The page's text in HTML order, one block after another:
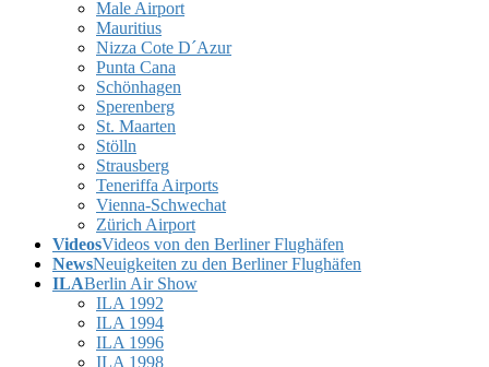
Male Airport
Mauritius
Nizza Cote D´Azur
Punta Cana
Schönhagen
Sperenberg
St. Maarten
Stölln
Strausberg
Teneriffa Airports
Vienna-Schwechat
Zürich Airport
VideosVideos von den Berliner Flughäfen
NewsNeuigkeiten zu den Berliner Flughäfen
ILABerlin Air Show
ILA 1992
ILA 1994
ILA 1996
ILA 1998